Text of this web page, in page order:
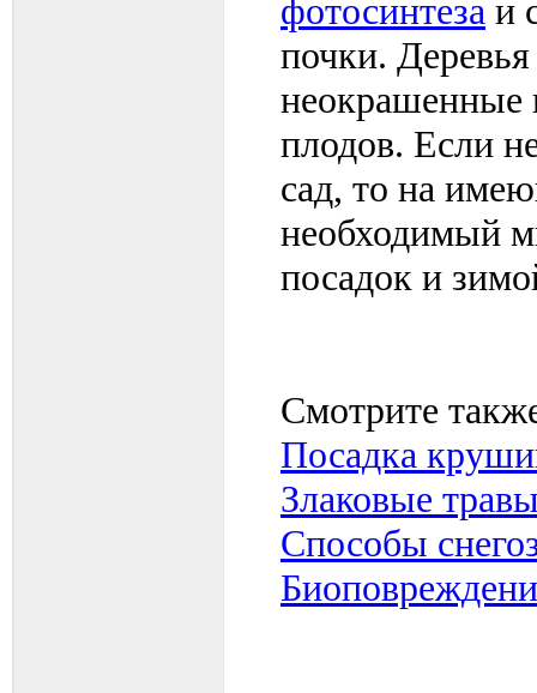
фотосинтеза и
почки.
плодов. Если
сад, то на
необходимый
посадок и
Смотрите
Посадка
Злаковые
Способы